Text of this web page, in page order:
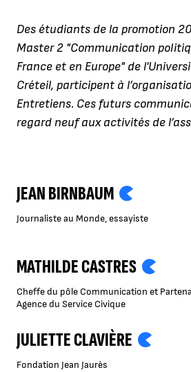
Des étudiants de la promotion
Master 2 "Communication
France et en Europe" de
Créteil, participent à
Entretiens. Ces futurs
regard neuf aux activités de
JEAN BIRNBAUM
Journaliste au Monde, essayiste
MATHILDE CASTRES
Cheffe du pôle Communication et
Agence du Service Civique
JULIETTE CLAVIÈRE
Fondation Jean Jaurès